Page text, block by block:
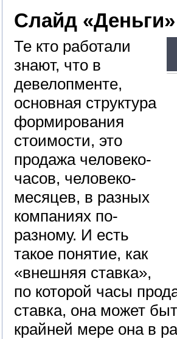
Слайд «Деньги»
Те кто работали
знают, что в
девелопменте,
основная структура
формирования
стоимости, это
продажа человеко-
часов, человеко-
месяцев, в разных
компаниях по-
разному. И есть
такое понятие, как
«внешняя ставка»,
по которой часы
ставка, она может
крайней мере она в